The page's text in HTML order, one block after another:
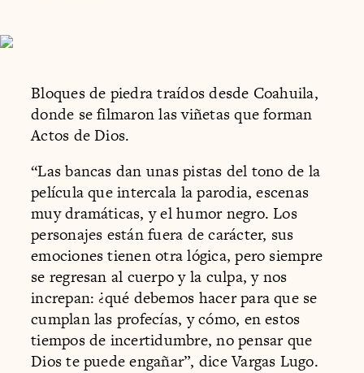
Bloques de piedra traídos desde Coahuila,
donde se filmaron las viñetas que forman
Actos de Dios.
“Las bancas dan unas pistas del tono de la
película que intercala la parodia, escenas
muy dramáticas, y el humor negro. Los
personajes están fuera de carácter, sus
emociones tienen otra lógica, pero siempre
se regresan al cuerpo y la culpa, y nos
increpan: ¿qué debemos hacer para que se
cumplan las profecías, y cómo, en estos
tiempos de incertidumbre, no pensar que
Dios te puede engañar”, dice Vargas Lugo.